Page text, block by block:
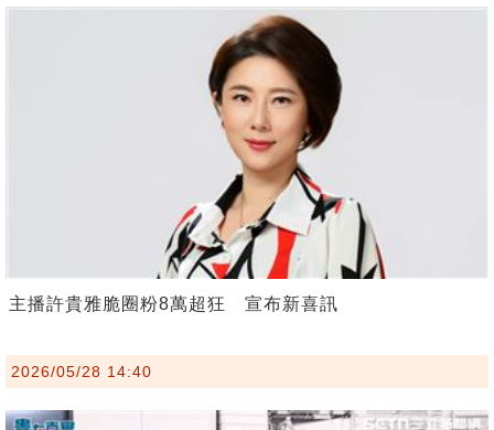
主播許貴雅脆圈粉8萬超狂 宣布新喜訊
2026/05/28 14:40